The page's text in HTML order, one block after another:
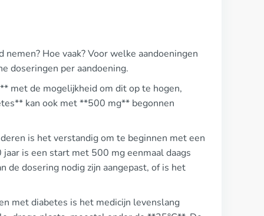
Hoe vaak? Voor welke aandoeningen
doseringen per aandoening.
met de mogelijkheid om dit op te hogen,
kan ook met **500 mg** begonnen
is het verstandig om te beginnen met een
is een start met 500 mg eenmaal daags
de dosering nodig zijn aangepast, of is het
met diabetes is het medicijn levenslang